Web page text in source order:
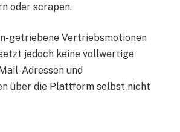
oder scrapen.
getriebene Vertriebsmotionen
jedoch keine vollwertige
Adressen und
über die Plattform selbst nicht